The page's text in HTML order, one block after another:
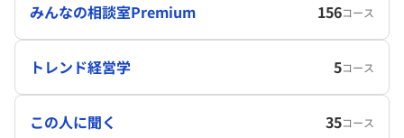
みんなの相談室Premium 156コース
トレンド経営学 5コース
この人に聞く 35コース